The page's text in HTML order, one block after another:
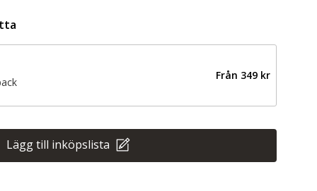
Från 349 kr
Lägg till inköpslista